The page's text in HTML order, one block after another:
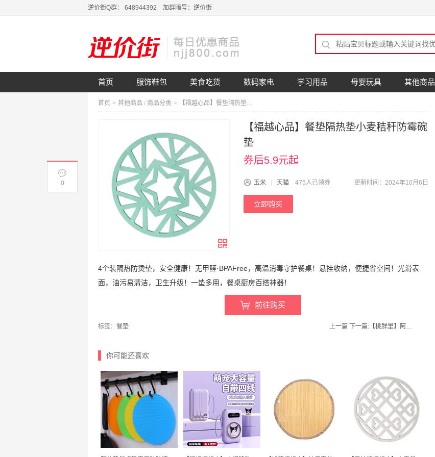
逆价街Q群： 648944392 加群暗号：逆价街
首页 服饰鞋包 美食吃货 数码家电 学习用品 母婴玩具 其他商品
首页 > 其他商品 / 商品分类 > 【福越心品】餐垫隔热垫小麦秸秆防霉碗垫
【福越心品】餐垫隔热垫小麦秸秆防霉碗
垫
券后5.9元起
玉米 天猫 475人已领券 更新时间：2024年10月6日
立即购买
4个装隔热防烫垫，安全健康！无甲醛·BPAFree，高温消毒守护餐桌！悬挂收纳，便捷省空间！光滑表
面，油污易清洁，卫生升级！一垫多用，餐桌厨房百搭神器！
前往购买
标签： 餐垫 上一篇 下一篇: 【桃鲜里】阿克苏冰糖心苹果红富士丑苹果8.5斤-4.8斤
你可能还喜欢
0